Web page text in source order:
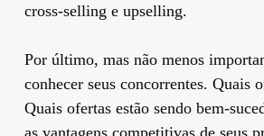
cross-selling e upselling.
Por último, mas não menos
conhecer seus concorrentes. Quais
Quais ofertas estão sendo bem-
as vantagens competitivas de seus